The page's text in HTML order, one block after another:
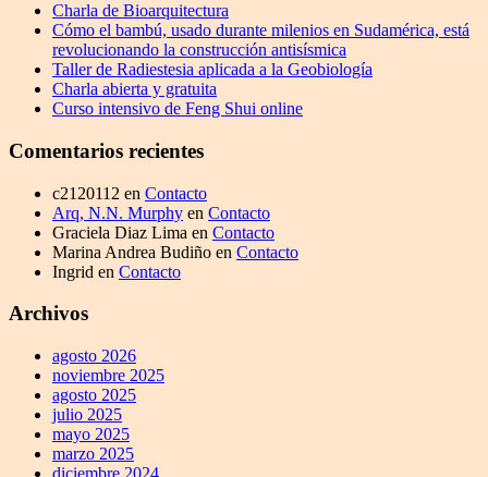
Charla de Bioarquitectura
Cómo el bambú, usado durante milenios en Sudamérica, está
revolucionando la construcción antisísmica
Taller de Radiestesia aplicada a la Geobiología
Charla abierta y gratuita
Curso intensivo de Feng Shui online
Comentarios recientes
c2120112 en Contacto
Arq, N.N. Murphy en Contacto
Graciela Diaz Lima en Contacto
Marina Andrea Budiño en Contacto
Ingrid en Contacto
Archivos
agosto 2026
noviembre 2025
agosto 2025
julio 2025
mayo 2025
marzo 2025
diciembre 2024